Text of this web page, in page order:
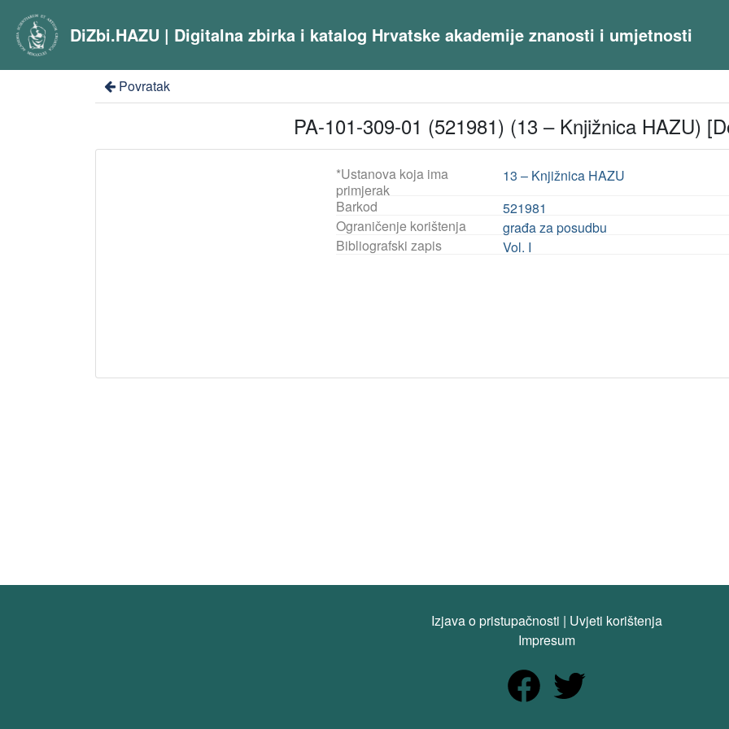
DiZbi.HAZU | Digitalna zbirka i katalog Hrvatske akademije znanosti i umjetnosti
Povratak
PA-101-309-01 (521981) (13 – Knjižnica HAZU)
*Ustanova koja ima
primjerak
13 – Knjižnica HAZU
Barkod
521981
Ograničenje korištenja
građa za posudbu
Bibliografski zapis
Vol. I
Izjava o pristupačnosti | Uvjeti korištenja
Impresum